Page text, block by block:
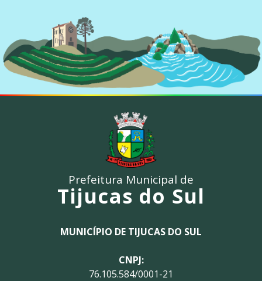
Prefeitura Municipal de
Tijucas do Sul
MUNICÍPIO DE TIJUCAS DO SUL
CNPJ:
76.105.584/0001-21